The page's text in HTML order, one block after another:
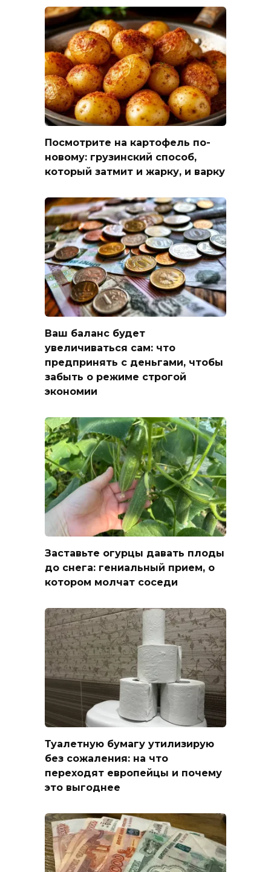
Посмотрите на картофель по-
новому: грузинский способ,
который затмит и жарку, и варку
Ваш баланс будет
увеличиваться сам: что
предпринять с деньгами, чтобы
забыть о режиме строгой
экономии
Заставьте огурцы давать плоды
до снега: гениальный прием, о
котором молчат соседи
Туалетную бумагу утилизирую
без сожаления: на что
переходят европейцы и почему
это выгоднее